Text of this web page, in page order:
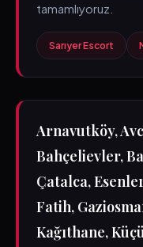
tamamlıyoruz.
Sarıyer Escort
Arnavutköy,
Bahçelievler,
Çatalca,
Fatih,
Kağıthane,